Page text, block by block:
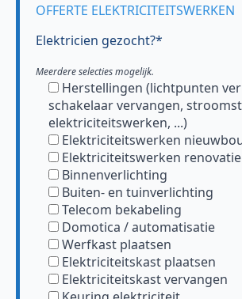
OFFERTE ELEKTRICITEITSWERKEN
Elektricien gezocht?*
Meerdere selecties mogelijk.
Herstellingen (lichtpunten
schakelaar vervangen,
elektriciteitswerken, ...)
Elektriciteitswerken
Elektriciteitswerken renovatie
Binnenverlichting
Buiten- en tuinverlichting
Telecom bekabeling
Domotica / automatisatie
Werfkast plaatsen
Elektriciteitskast plaatsen
Elektriciteitskast vervangen